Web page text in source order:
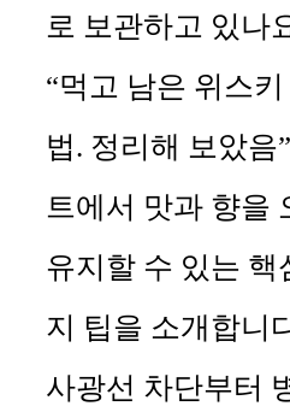
로 보관하고 있나
“먹고 남은 위스
법. 정리해 보았음
트에서 맛과 향을
유지할 수 있는 핵
지 팁을 소개합니
사광선 차단부터